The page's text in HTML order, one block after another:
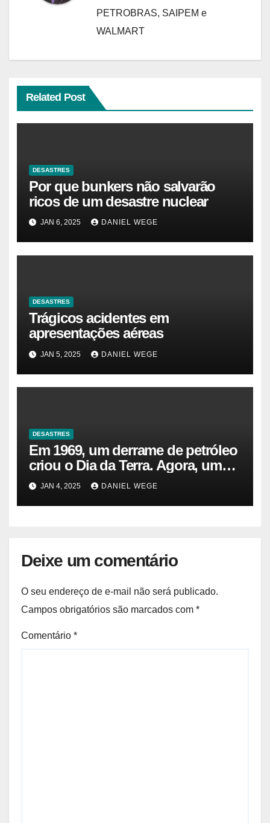
PETROBRAS, SAIPEM e
WALMART
Related Post
DESASTRES
Por que bunkers não salvarão
ricos de um desastre nuclear
JAN 6, 2025 DANIEL WEGE
DESASTRES
Trágicos acidentes em
apresentações aéreas
JAN 5, 2025 DANIEL WEGE
DESASTRES
Em 1969, um derrame de petróleo
criou o Dia da Terra. Agora, um
gasoduto pode reabrir |
Sustentabilidade
JAN 4, 2025 DANIEL WEGE
Deixe um comentário
O seu endereço de e-mail não será publicado.
Campos obrigatórios são marcados com *
Comentário *